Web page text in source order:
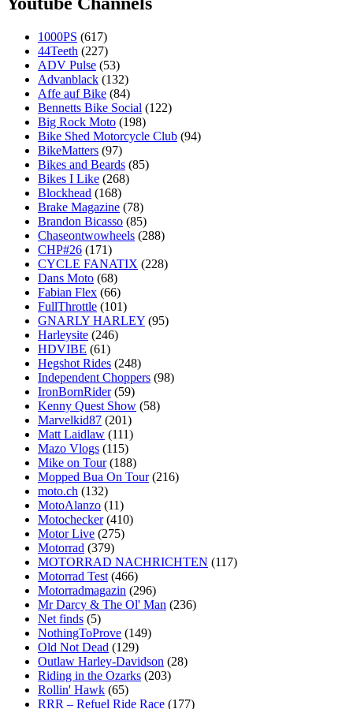
1000PS (617)
44Teeth (227)
ADV Pulse (53)
Advanblack (132)
Affe auf Bike (84)
Bennetts Bike Social (122)
Big Rock Moto (198)
Bike Shed Motorcycle Club (94)
BikeMatters (97)
Bikes and Beards (85)
Bikes I Like (268)
Blockhead (168)
Brake Magazine (78)
Brandon Bicasso (85)
Chaseontwowheels (288)
CHP#26 (171)
CYCLE FANATIX (228)
Dans Moto (68)
Fabian Flex (66)
FullThrottle (101)
GNARLY HARLEY (95)
Harleysite (246)
HDVIBE (61)
Hegshot Rides (248)
Independent Choppers (98)
IronBornRider (59)
Kenny Quest Show (58)
Marvelkid87 (201)
Matt Laidlaw (111)
Mazo Vlogs (115)
Mike on Tour (188)
Mopped Bua On Tour (216)
moto.ch (132)
MotoAlanzo (11)
Motochecker (410)
Motor Live (275)
Motorrad (379)
MOTORRAD NACHRICHTEN (117)
Motorrad Test (466)
Motorradmagazin (296)
Mr Darcy & The Ol' Man (236)
Net finds (5)
NothingToProve (149)
Old Not Dead (129)
Outlaw Harley-Davidson (28)
Riding in the Ozarks (203)
Rollin' Hawk (65)
RRR – Refuel Ride Race (177)